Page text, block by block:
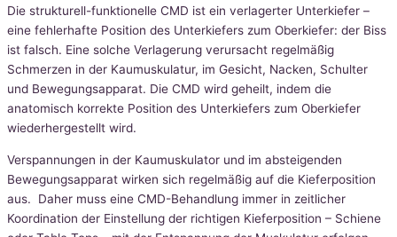
Die strukturell-funktionelle CMD ist ein verlagerter Unterkiefer –
eine fehlerhafte Position des Unterkiefers zum Oberkiefer: der Biss
ist falsch. Eine solche Verlagerung verursacht regelmäßig
Schmerzen in der Kaumuskulatur, im Gesicht, Nacken, Schulter
und Bewegungsapparat. Die CMD wird geheilt, indem die
anatomisch korrekte Position des Unterkiefers zum Oberkiefer
wiederhergestellt wird.
Verspannungen in der Kaumuskulator und im absteigenden
Bewegungsapparat wirken sich regelmäßig auf die Kieferposition
aus. Daher muss eine CMD-Behandlung immer in zeitlicher
Koordination der Einstellung der richtigen Kieferposition – Schiene